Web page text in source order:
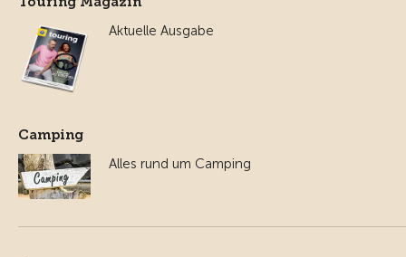
Aktuelle Ausgabe
Camping
Alles rund um Camping